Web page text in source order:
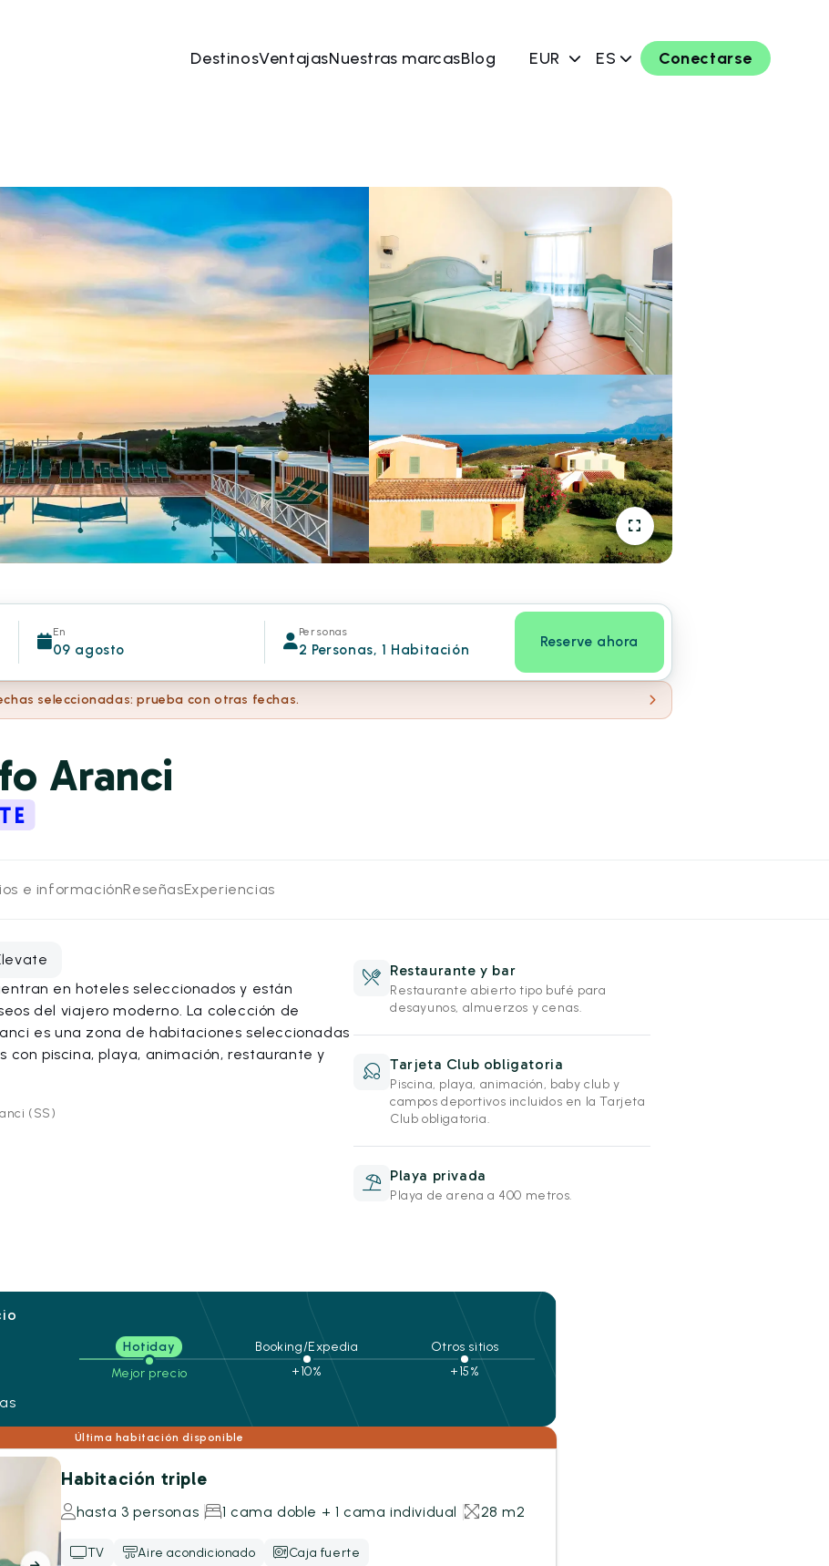
DestinosVentajasNuestras marcasBlog EUR ES Conectarse
En
09 agosto
Personas
2 Personas, 1 Habitación Reserve ahora
seleccionadas: prueba con otras fechas.
Aranci
e informaciónReseñasExperiencias
en hoteles seleccionados y están
del viajero moderno. La colección de
es una zona de habitaciones seleccionadas
con piscina, playa, animación, restaurante y
(SS)
Restaurante y bar
Restaurante abierto tipo bufé para
desayunos, almuerzos y cenas.
Tarjeta Club obligatoria
Piscina, playa, animación, baby club y
campos deportivos incluidos en la Tarjeta
Club obligatoria.
Playa privada
Playa de arena a 400 metros.
Hotiday
Mejor precio
Booking/Expedia
+10%
Otros sitios
+15%
Última habitación disponible
Habitación triple
hasta 3 personas 1 cama doble + 1 cama individual 28 m2
TV Aire acondicionado
Caja fuerte